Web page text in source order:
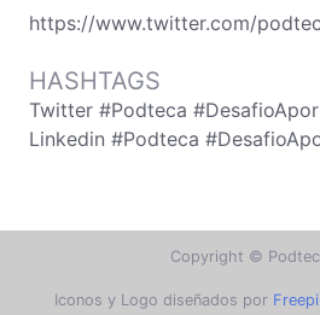
https://www.twitter.com/
HASHTAGS
Twitter #Podteca
Linkedin #Podteca
Copyright ©
Iconos y Logo diseñados por